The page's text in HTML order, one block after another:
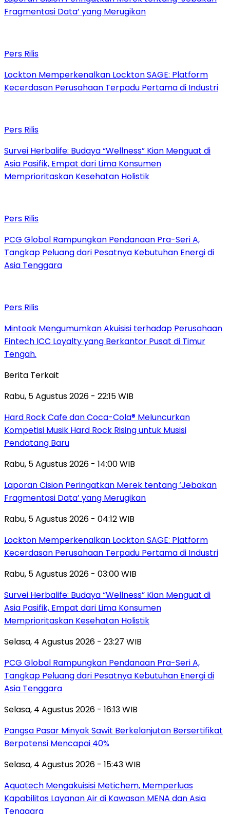
Fragmentasi Data’ yang Merugikan
Pers Rilis
Lockton Memperkenalkan Lockton SAGE: Platform
Kecerdasan Perusahaan Terpadu Pertama di Industri
Pers Rilis
Survei Herbalife: Budaya “Wellness” Kian Menguat di
Asia Pasifik, Empat dari Lima Konsumen
Memprioritaskan Kesehatan Holistik
Pers Rilis
PCG Global Rampungkan Pendanaan Pra-Seri A,
Tangkap Peluang dari Pesatnya Kebutuhan Energi di
Asia Tenggara
Pers Rilis
Mintoak Mengumumkan Akuisisi terhadap Perusahaan
Fintech ICC Loyalty yang Berkantor Pusat di Timur
Tengah.
Berita Terkait
Rabu, 5 Agustus 2026 - 22:15 WIB
Hard Rock Cafe dan Coca-Cola® Meluncurkan
Kompetisi Musik Hard Rock Rising untuk Musisi
Pendatang Baru
Rabu, 5 Agustus 2026 - 14:00 WIB
Laporan Cision Peringatkan Merek tentang ‘Jebakan
Fragmentasi Data’ yang Merugikan
Rabu, 5 Agustus 2026 - 04:12 WIB
Lockton Memperkenalkan Lockton SAGE: Platform
Kecerdasan Perusahaan Terpadu Pertama di Industri
Rabu, 5 Agustus 2026 - 03:00 WIB
Survei Herbalife: Budaya “Wellness” Kian Menguat di
Asia Pasifik, Empat dari Lima Konsumen
Memprioritaskan Kesehatan Holistik
Selasa, 4 Agustus 2026 - 23:27 WIB
PCG Global Rampungkan Pendanaan Pra-Seri A,
Tangkap Peluang dari Pesatnya Kebutuhan Energi di
Asia Tenggara
Selasa, 4 Agustus 2026 - 16:13 WIB
Pangsa Pasar Minyak Sawit Berkelanjutan Bersertifikat
Berpotensi Mencapai 40%
Selasa, 4 Agustus 2026 - 15:43 WIB
Aquatech Mengakuisisi Metichem, Memperluas
Kapabilitas Layanan Air di Kawasan MENA dan Asia
Tenggara